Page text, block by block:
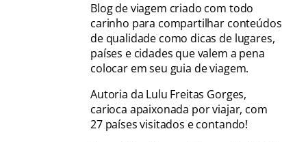
Blog de viagem criado com todo
carinho para compartilhar conteúdos
de qualidade como dicas de lugares,
países e cidades que valem a pena
colocar em seu guia de viagem.
Autoria da Lulu Freitas Gorges,
carioca apaixonada por viajar, com
27 países visitados e contando!